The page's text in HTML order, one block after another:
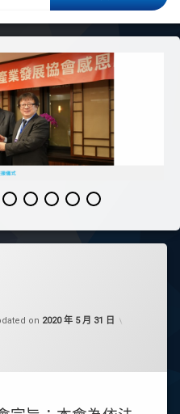
on 2020 年 5 月 31 日